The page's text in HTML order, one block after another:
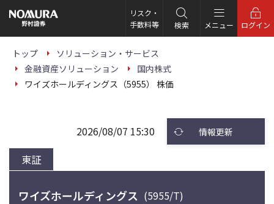
の
ー
リスク・
手数料等
検索 メニュー ログイン
トップ
ソリューション・サービス
金融資産ソリューション
国内株式
ワイズホールディングス（5955） 株価
東証
2026/08/07 15:30 情報更新
ワイズホールディングス (5955/T)